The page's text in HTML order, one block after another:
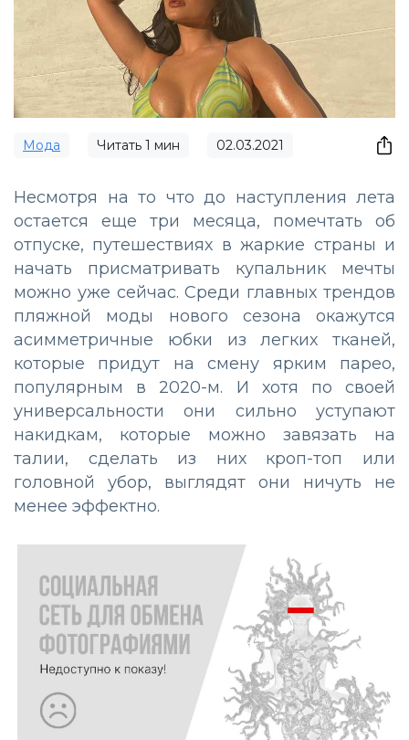
Мода Читать 1 мин 02.03.2021
Несмотря на то что до наступления лета
остается еще три месяца, помечтать об
отпуске, путешествиях в жаркие страны и
начать присматривать купальник мечты
можно уже сейчас. Среди главных трендов
пляжной моды нового сезона окажутся
асимметричные юбки из легких тканей,
которые придут на смену ярким парео,
популярным в 2020-м. И хотя по своей
универсальности они сильно уступают
накидкам, которые можно завязать на
талии, сделать из них кроп-топ или
головной убор, выглядят они ничуть не
менее эффектно.